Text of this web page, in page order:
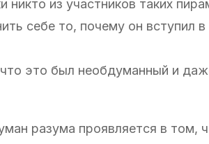
никто из участников таких
себе то, почему он вступил
это был необдуманный и
разума проявляется в том,